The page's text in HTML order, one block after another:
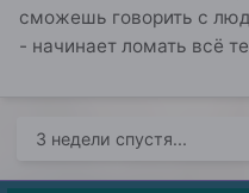
сможешь говорить с
- начинает ломать всё
3 недели спустя...